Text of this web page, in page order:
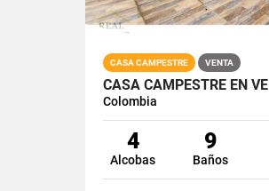
CASA CAMPESTRE VENTA
Colombia
4
Alcobas
9
Baños